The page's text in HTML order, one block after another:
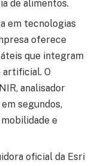
de alimentos.
em tecnologias
oferece
que integram
artificial. O
analisador
segundos,
e
oficial da Esri